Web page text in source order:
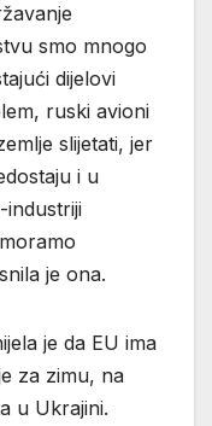
smo mnogo
dijelovi
ruski avioni
slijetati, jer
i u
industriji
je ona.
je da EU ima
za zimu, na
u Ukrajini.